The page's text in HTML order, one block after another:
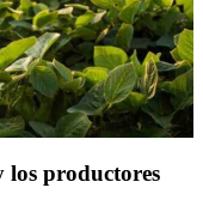
los productores